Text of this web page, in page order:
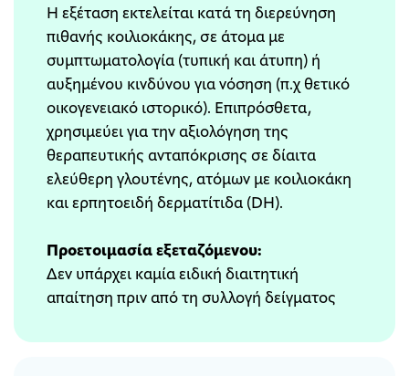
Η εξέταση εκτελείται κατά τη διερεύνηση
πιθανής κοιλιοκάκης, σε άτομα με
συμπτωματολογία (τυπική και άτυπη) ή
αυξημένου κινδύνου για νόσηση (π.χ θετικό
οικογενειακό ιστορικό). Επιπρόσθετα,
χρησιμεύει για την αξιολόγηση της
θεραπευτικής ανταπόκρισης σε δίαιτα
ελεύθερη γλουτένης, ατόμων με κοιλιοκάκη
και ερπητοειδή δερματίτιδα (DH).
Προετοιμασία εξεταζόμενου:
Δεν υπάρχει καμία ειδική διαιτητική
απαίτηση πριν από τη συλλογή δείγματος